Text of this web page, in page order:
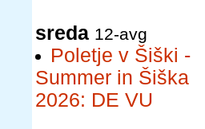
sreda 12-avg
Poletje v Šiški -
Summer in Šiška
2026: DE VU